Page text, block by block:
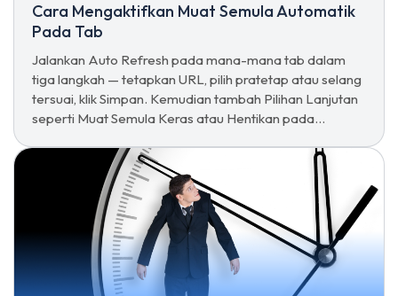
Cara Mengaktifkan Muat Semula Automatik
Pada Tab
Jalankan Auto Refresh pada mana-mana tab dalam
tiga langkah — tetapkan URL, pilih pratetap atau selang
tersuai, klik Simpan. Kemudian tambah Pilihan Lanjutan
seperti Muat Semula Keras atau Hentikan pada